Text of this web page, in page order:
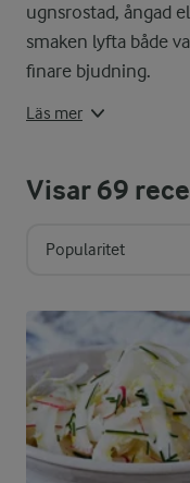
ugnsrostad, ångad
smaken lyfta både
finare bjudning.
Läs mer
Visar69
Popularitet